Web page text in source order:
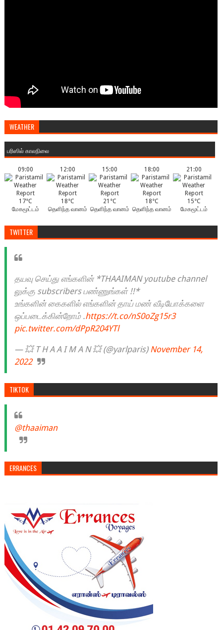
WEATHER
பரிஸில் காலநிலை
09:00
17°C
மேகமூட்டம்
12:00
18°C
தெளிந்த வானம்
15:00
21°C
தெளிந்த வானம்
18:00
18°C
தெளிந்த வானம்
21:00
15°C
மேகமூட்டம்
TWITTER
தயவு செய்து எங்களின் *THAAIMAN youtube channel
லுக்கு subscribers பண்ணுங்கள் !!*
உங்களின் கைகளில் எங்களின் தாய் மண் வீடியோக்களை
ஒப்படைக்கின்றோம் .https://t.co/nS0oZg15r3
pic.twitter.com/dPpR204YTl
— 💥 T H A A I M A N 💥 (@yarlparis) November 14,
2022
TIKTOK
@thaaiman
ERRANCES